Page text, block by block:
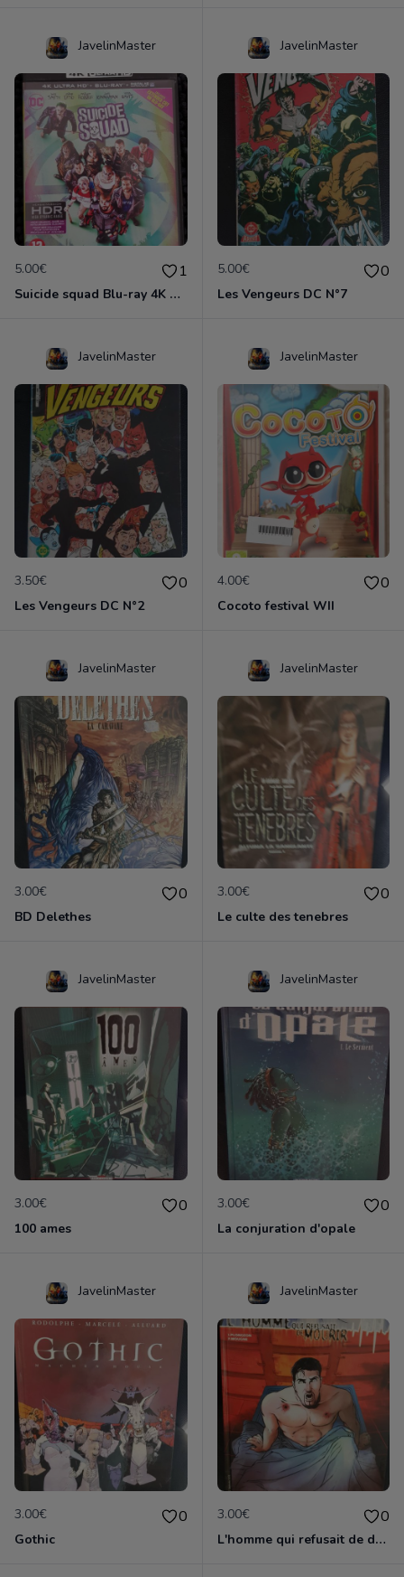
JavelinMaster
5.00€ 1
Suicide squad Blu-ray 4K ultra HD
JavelinMaster
5.00€ 0
Les Vengeurs DC N°7
JavelinMaster
3.50€ 0
Les Vengeurs DC N°2
JavelinMaster
4.00€ 0
Cocoto festival WII
JavelinMaster
3.00€ 0
BD Delethes
JavelinMaster
3.00€ 0
Le culte des tenebres
JavelinMaster
3.00€ 0
100 ames
JavelinMaster
3.00€ 0
La conjuration d'opale
JavelinMaster
3.00€ 0
Gothic
JavelinMaster
3.00€ 0
L'homme qui refusait de dormir